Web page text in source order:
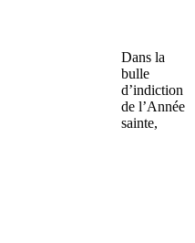
Dans la
bulle
d’indiction
de l’Année
sainte,